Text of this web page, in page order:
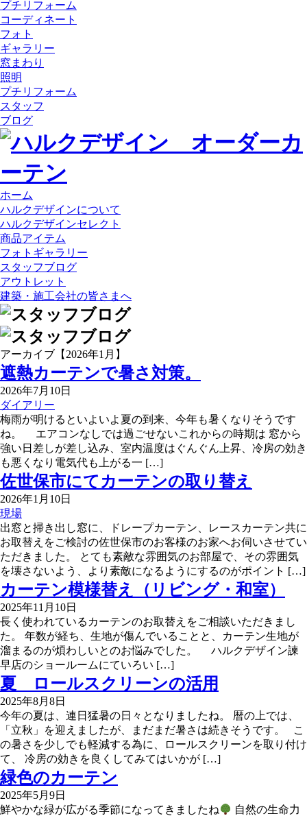
プチリフォーム
コーディネート
フォト
ギャラリー
窓まわり
照明
プチリフォーム
スタッフ
ブログ
ホーム
ハルクデザインについて
ハルクデザインセレクト
商品アイテム
フォトギャラリー
スタッフブログ
アウトレット
建築・施工会社の皆さまへ
アーカイブ【2026年1月】
遮熱カーテンで暑さ対策。
2026年7月10日
ダイアリー
梅雨が明けるといよいよ夏の到来、今年も暑くなりそうです
ね。 エアコンなしでは過ごせないこれからの時期は 窓から
強い日差しが差し込み、室内温度はぐんぐん上昇、冷房の効き
も悪くなり電気代も上がる一 […]
佐世保市にてカーテンの取り替え
2026年1月10日
現場
出窓と掃き出し窓に、ドレープカーテン、レースカーテン共に
お取替えをご検討の佐世保市のお客様のお家へお伺いさせてい
ただきました。 とても素敵な雰囲気のお部屋で、その雰囲気
を壊さないよう、より素敵になるようにするのがポイント […]
カーテン模様替え（リビング・和室）
2025年11月10日
長く使われているカーテンのお取替えをご相談いただきまし
た。 年数が経ち、生地が傷んでいることと、カーテン生地が
溜まるのが煩わしいとのお悩みでした。 ハルクデザイン諫
早店のショールームにていろい […]
夏 ロールスクリーンの活用
2025年8月8日
今年の夏は、連日猛暑の日々となりましたね。 暦の上では、
「立秋」を迎えましたが、まだまだ暑さは続きそうです。 こ
の暑さを少しでも軽減する為に、ロールスクリーンを取り付け
て、 冷房の効きを良くしてみてはいかが […]
緑色のカーテン
2025年5月9日
鮮やかな緑が広がる季節になってきましたね
自然の生命力